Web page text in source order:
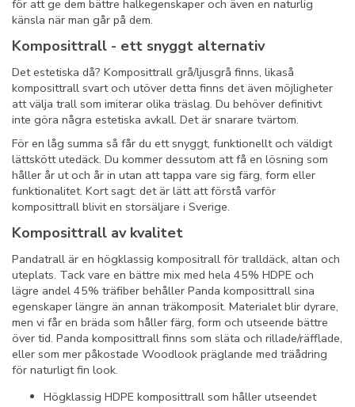
för att ge dem bättre halkegenskaper och även en naturlig
känsla när man går på dem.
Komposittrall - ett snyggt alternativ
Det estetiska då? Komposittrall grå/ljusgrå finns, likaså
komposittrall svart och utöver detta finns det även möjligheter
att välja trall som imiterar olika träslag. Du behöver definitivt
inte göra några estetiska avkall. Det är snarare tvärtom.
För en låg summa så får du ett snyggt, funktionellt och väldigt
lättskött utedäck. Du kommer dessutom att få en lösning som
håller år ut och år in utan att tappa vare sig färg, form eller
funktionalitet. Kort sagt: det är lätt att förstå varför
komposittrall blivit en storsäljare i Sverige.
Komposittrall av kvalitet
Pandatrall är en högklassig kompositrall för tralldäck, altan och
uteplats. Tack vare en bättre mix med hela 45% HDPE och
lägre andel 45% träfiber behåller Panda komposittrall sina
egenskaper längre än annan träkomposit. Materialet blir dyrare,
men vi får en bräda som håller färg, form och utseende bättre
över tid. Panda komposittrall finns som släta och rillade/räfflade,
eller som mer påkostade Woodlook präglande med träådring
för naturligt fin look.
Högklassig HDPE komposittrall som håller utseendet